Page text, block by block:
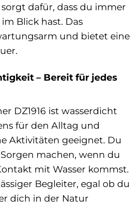
dafür, dass du immer
Blick hast. Das
und bietet eine
– Bereit für jedes
DZ1916 ist wasserdicht
für den Alltag und
Aktivitäten geeignet. Du
machen, wenn du
mit Wasser kommst.
Begleiter, egal ob du
dich in der Natur